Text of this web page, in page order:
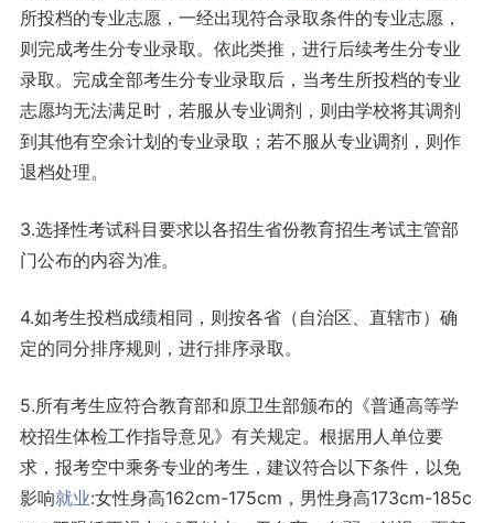
所投档的专业志愿，一经出现符合录取条件的专业志愿，
则完成考生分专业录取。依此类推，进行后续考生分专业
录取。完成全部考生分专业录取后，当考生所投档的专业
志愿均无法满足时，若服从专业调剂，则由学校将其调剂
到其他有空余计划的专业录取；若不服从专业调剂，则作
退档处理。
3.选择性考试科目要求以各招生省份教育招生考试主管部
门公布的内容为准。
4.如考生投档成绩相同，则按各省（自治区、直辖市）确
定的同分排序规则，进行排序录取。
5.所有考生应符合教育部和原卫生部颁布的《普通高等学
校招生体检工作指导意见》有关规定。根据用人单位要
求，报考空中乘务专业的考生，建议符合以下条件，以免
影响就业:女性身高162cm-175cm，男性身高173cm-185c